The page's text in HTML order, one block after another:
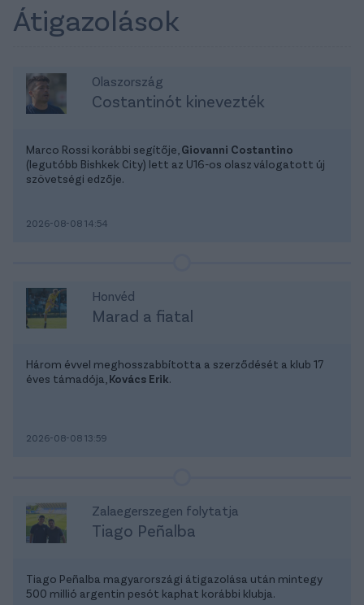
Átigazolások
Olaszország
Costantinót kinevezték
Marco Rossi korábbi segítője, Giovanni Costantino
(legutóbb Bishkek City) lett az U16-os olasz válogatott új
szövetségi edzője.
2026-08-08 14:54
Honvéd
Marad a fiatal
Három évvel meghosszabbította a szerződését a klub 17
éves támadója, Kovács Erik.
2026-08-08 13:59
Zalaegerszegen folytatja
Tiago Peñalba
Tiago Peñalba magyarországi átigazolása után mintegy
500 millió argentin pesót kaphat korábbi klubja.